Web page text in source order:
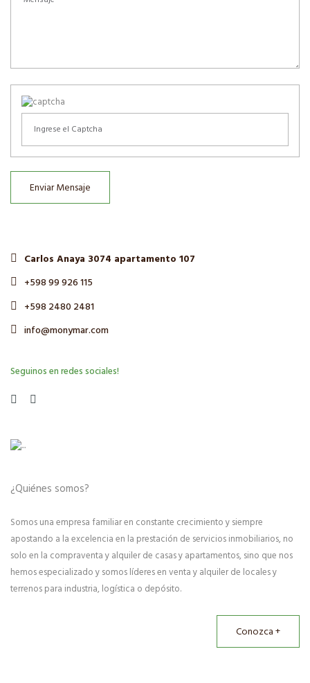
Enviar Mensaje
Carlos Anaya 3074 apartamento 107
+598 99 926 115
+598 2480 2481
info@monymar.com
Seguinos en redes sociales!
¿Quiénes somos?
Somos una empresa familiar en constante crecimiento y siempre
apostando a la excelencia en la prestación de servicios inmobiliarios, no
solo en la compraventa y alquiler de casas y apartamentos, sino que nos
hemos especializado y somos líderes en venta y alquiler de locales y
terrenos para industria, logística o depósito.
Conozca +